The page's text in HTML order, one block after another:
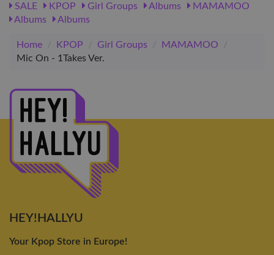
SALE
KPOP Girl Groups Albums
MAMAMOO
Albums
Albums
Home / KPOP / Girl Groups / MAMAMOO
/
Mic On - 1Takes Ver.
HEY!HALLYU
Your Kpop Store in Europe!